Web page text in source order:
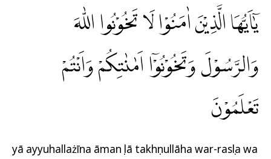
يٰٓاَيُّهَا الَّذِيْنَ اٰمَنُوْا لَا تَخُوْنُوا اللّٰهَ
وَالرَّسُوْلَ وَتَخُوْنُوْٓا اَمٰنٰتِكُمْ وَاَنْتُمْ
تَعْلَمُوْنَ
yā ayyuhallażīna āmanụ lā takhụnullāha war-rasụla wa